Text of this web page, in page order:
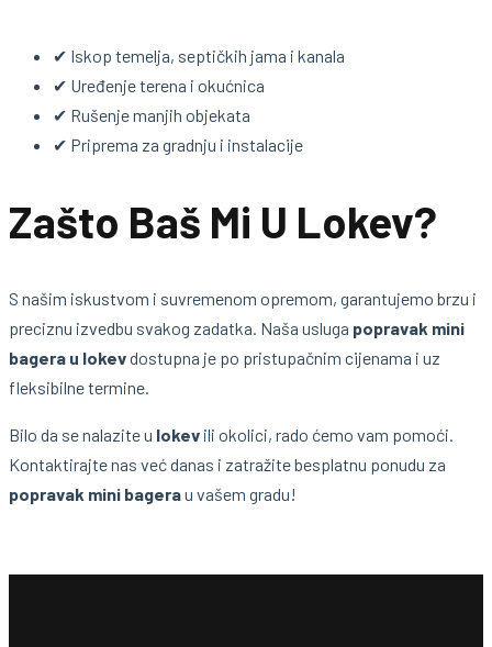
✔ Iskop temelja, septičkih jama i kanala
✔ Uređenje terena i okućnica
✔ Rušenje manjih objekata
✔ Priprema za gradnju i instalacije
Zašto Baš Mi U Lokev?
S našim iskustvom i suvremenom opremom, garantujemo brzu i
preciznu izvedbu svakog zadatka. Naša usluga popravak mini
bagera u lokevdostupna je po pristupačnim cijenama i uz
fleksibilne termine.
Bilo da se nalazite u lokev ili okolici, rado ćemo vam pomoći.
Kontaktirajte nas već danas i zatražite besplatnu ponudu za
popravak mini bagerau vašem gradu!